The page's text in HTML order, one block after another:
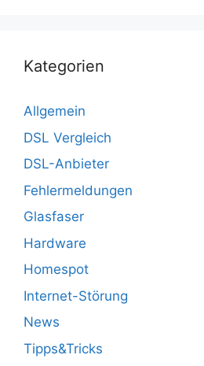
Kategorien
Allgemein
DSL Vergleich
DSL-Anbieter
Fehlermeldungen
Glasfaser
Hardware
Homespot
Internet-Störung
News
Tipps&Tricks